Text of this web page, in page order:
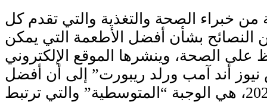
خبراء الصحة والتغذية والتي تقدم كل
بشأن أفضل الأطعمة التي يمكن
على الصحة، وينشرها الموقع الإلكتروني
نيوز أند آمب ورلد ريبورت” إلى أن أفضل
وجبة غذائية لعام 2025، هي الوجبة “المتوسطية” والتي ترتبط